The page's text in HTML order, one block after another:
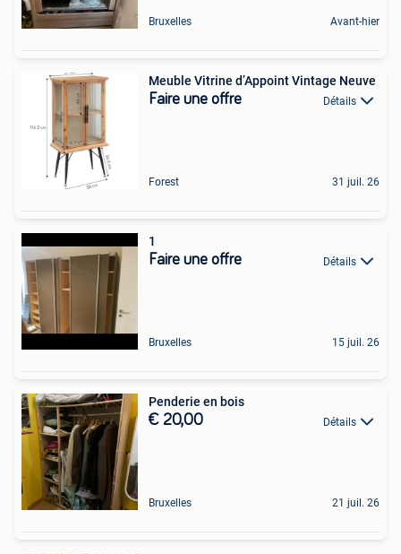
Bruxelles Avant-hier
Meuble Vitrine d’Appoint Vintage Neuve
Faire une offre Détails
Forest 31 juil. 26
1
Faire une offre Détails
Bruxelles 15 juil. 26
Penderie en bois
€ 20,00 Détails
Bruxelles 21 juil. 26